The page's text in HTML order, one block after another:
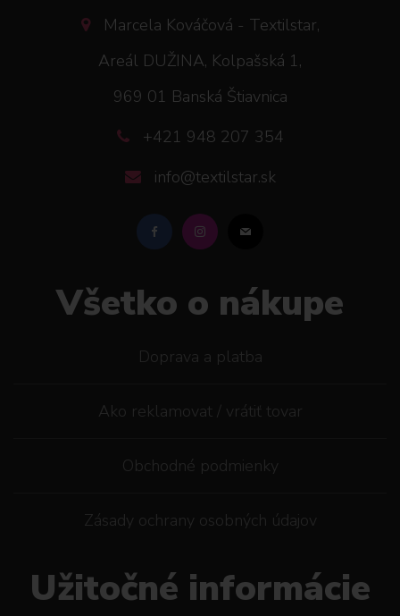
Marcela Kováčová - Textilstar,
Areál DUŽINA, Kolpašská 1,
969 01 Banská Štiavnica
+421 948 207 354
info@textilstar.sk
Všetko o nákupe
Doprava a platba
Ako reklamovat / vrátiť tovar
Obchodné podmienky
Zásady ochrany osobných údajov
Užitočné informácie